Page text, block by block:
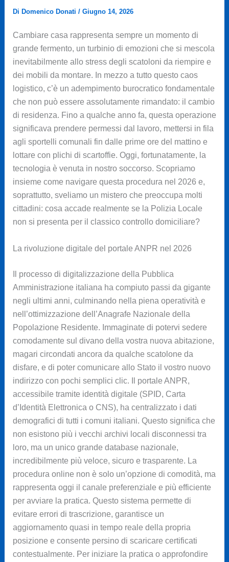
Di Domenico Donati / Giugno 14, 2026
Cambiare casa rappresenta sempre un momento di
grande fermento, un turbinio di emozioni che si mescola
inevitabilmente allo stress degli scatoloni da riempire e
dei mobili da montare. In mezzo a tutto questo caos
logistico, c’è un adempimento burocratico fondamentale
che non può essere assolutamente rimandato: il cambio
di residenza. Fino a qualche anno fa, questa operazione
significava prendere permessi dal lavoro, mettersi in fila
agli sportelli comunali fin dalle prime ore del mattino e
lottare con plichi di scartoffie. Oggi, fortunatamente, la
tecnologia è venuta in nostro soccorso. Scopriamo
insieme come navigare questa procedura nel 2026 e,
soprattutto, sveliamo un mistero che preoccupa molti
cittadini: cosa accade realmente se la Polizia Locale
non si presenta per il classico controllo domiciliare?
La rivoluzione digitale del portale ANPR nel 2026
Il processo di digitalizzazione della Pubblica
Amministrazione italiana ha compiuto passi da gigante
negli ultimi anni, culminando nella piena operatività e
nell’ottimizzazione dell’Anagrafe Nazionale della
Popolazione Residente. Immaginate di potervi sedere
comodamente sul divano della vostra nuova abitazione,
magari circondati ancora da qualche scatolone da
disfare, e di poter comunicare allo Stato il vostro nuovo
indirizzo con pochi semplici clic. Il portale ANPR,
accessibile tramite identità digitale (SPID, Carta
d’Identità Elettronica o CNS), ha centralizzato i dati
demografici di tutti i comuni italiani. Questo significa che
non esistono più i vecchi archivi locali disconnessi tra
loro, ma un unico grande database nazionale,
incredibilmente più veloce, sicuro e trasparente. La
procedura online non è solo un’opzione di comodità, ma
rappresenta oggi il canale preferenziale e più efficiente
per avviare la pratica. Questo sistema permette di
evitare errori di trascrizione, garantisce un
aggiornamento quasi in tempo reale della propria
posizione e consente persino di scaricare certificati
contestualmente. Per iniziare la pratica o approfondire